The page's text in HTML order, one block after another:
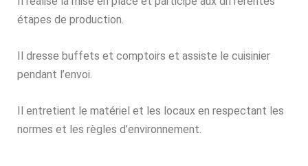
étapes de production.
Il dresse buffets et comptoirs et assiste le cuisinier
pendant l’envoi.
Il entretient le matériel et les locaux en respectant les
normes et les règles d’environnement.